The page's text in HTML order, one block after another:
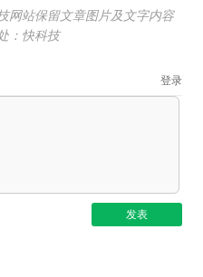
网站保留文章图片及文字内容
：快科技
登录